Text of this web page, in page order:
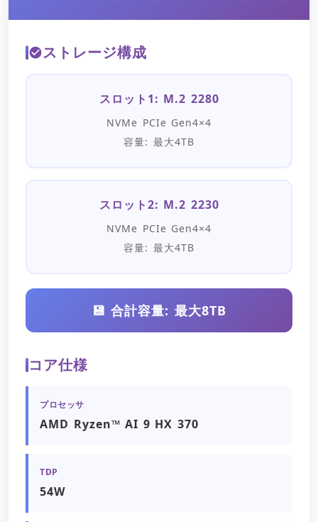
ストレージ構成
スロット1: M.2 2280
NVMe PCIe Gen4×4
容量: 最大4TB
スロット2: M.2 2230
NVMe PCIe Gen4×4
容量: 最大4TB
💾 合計容量: 最大8TB
コア仕様
プロセッサ
AMD Ryzen™ AI 9 HX 370
TDP
54W